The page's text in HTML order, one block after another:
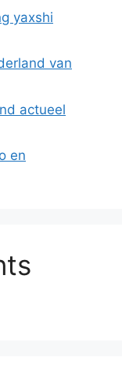
yaxshi
van
actueel
en